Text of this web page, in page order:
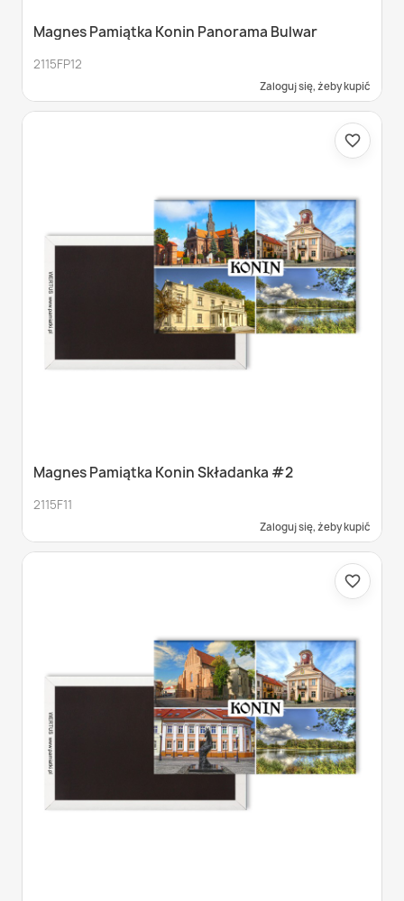
Magnes Pamiątka Konin Panorama Bulwar
2115FP12
Zaloguj się, żeby kupić
Magnes Pamiątka Konin Składanka #2
2115F11
Zaloguj się, żeby kupić
favorite_border
favorite_border